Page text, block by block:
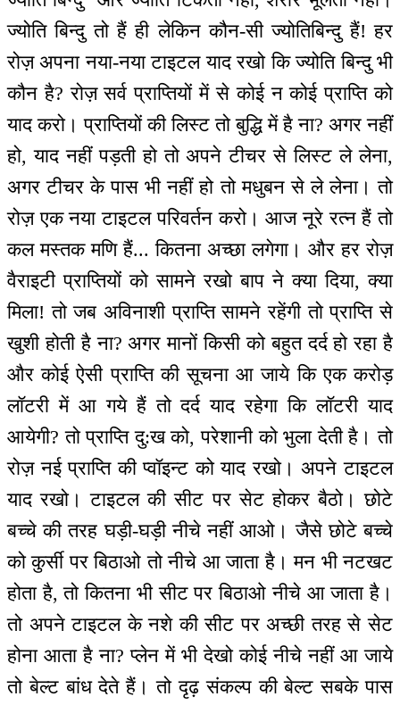
ज्योति बिन्दु तो हैं ही लेकिन कौन-सी ज्योतिबिन्दु हैं! हर
रोज़ अपना नया-नया टाइटल याद रखो कि ज्योति बिन्दु भी
कौन है? रोज़ सर्व प्राप्तियों में से कोई न कोई प्राप्ति को
याद करो। प्राप्तियों की लिस्ट तो बुद्धि में है ना? अगर नहीं
हो, याद नहीं पड़ती हो तो अपने टीचर से लिस्ट ले लेना,
अगर टीचर के पास भी नहीं हो तो मधुबन से ले लेना। तो
रोज़ एक नया टाइटल परिवर्तन करो। आज नूरे रत्न हैं तो
कल मस्तक मणि हैं... कितना अच्छा लगेगा। और हर रोज़
वैराइटी प्राप्तियों को सामने रखो बाप ने क्या दिया, क्या
मिला! तो जब अविनाशी प्राप्ति सामने रहेंगी तो प्राप्ति से
खुशी होती है ना? अगर मानों किसी को बहुत दर्द हो रहा है
और कोई ऐसी प्राप्ति की सूचना आ जाये कि एक करोड़
लॉटरी में आ गये हैं तो दर्द याद रहेगा कि लॉटरी याद
आयेगी? तो प्राप्ति दु:ख को, परेशानी को भुला देती है। तो
रोज़ नई प्राप्ति की प्वॉइन्ट को याद रखो। अपने टाइटल
याद रखो। टाइटल की सीट पर सेट होकर बैठो। छोटे
बच्चे की तरह घड़ी-घड़ी नीचे नहीं आओ। जैसे छोटे बच्चे
को कुर्सी पर बिठाओ तो नीचे आ जाता है। मन भी नटखट
होता है, तो कितना भी सीट पर बिठाओ नीचे आ जाता है।
तो अपने टाइटल के नशे की सीट पर अच्छी तरह से सेट
होना आता है ना? प्लेन में भी देखो कोई नीचे नहीं आ जाये
तो बेल्ट बांध देते हैं। तो दृढ़ संकल्प की बेल्ट सबके पास